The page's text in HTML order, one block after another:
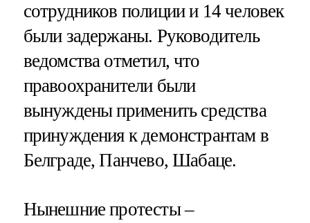
сотрудников полиции и 14 человек
были задержаны. Руководитель
ведомства отметил, что
правоохранители были
вынуждены применить средства
принуждения к демонстрантам в
Белграде, Панчево, Шабаце.
Нынешние протесты –